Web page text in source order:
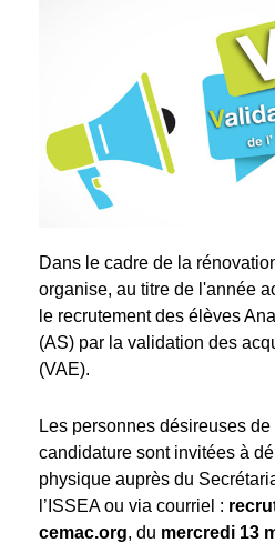
Dans le cadre de la
organise, au titre de l'année
le recrutement des élèves
(AS) par la validation des
(VAE).
Les personnes désireuses
candidature sont invitées à
physique auprès du
l’ISSEA ou via courriel :
cemac.org, du mercredi 13